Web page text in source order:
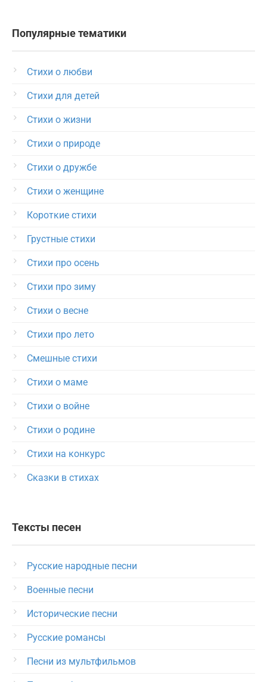
Популярные тематики
Стихи о любви
Стихи для детей
Стихи о жизни
Стихи о природе
Стихи о дружбе
Стихи о женщине
Короткие стихи
Грустные стихи
Стихи про осень
Стихи про зиму
Стихи о весне
Стихи про лето
Смешные стихи
Стихи о маме
Стихи о войне
Стихи о родине
Стихи на конкурс
Сказки в стихах
Тексты песен
Русские народные песни
Военные песни
Исторические песни
Русские романсы
Песни из мультфильмов